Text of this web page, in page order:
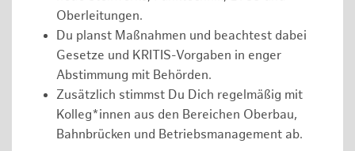
Oberleitungen.
Du planst Maßnahmen und beachtest dabei
Gesetze und KRITIS-Vorgaben in enger
Abstimmung mit Behörden.
Zusätzlich stimmst Du Dich regelmäßig mit
Kolleg*innen aus den Bereichen Oberbau,
Bahnbrücken und Betriebsmanagement ab.